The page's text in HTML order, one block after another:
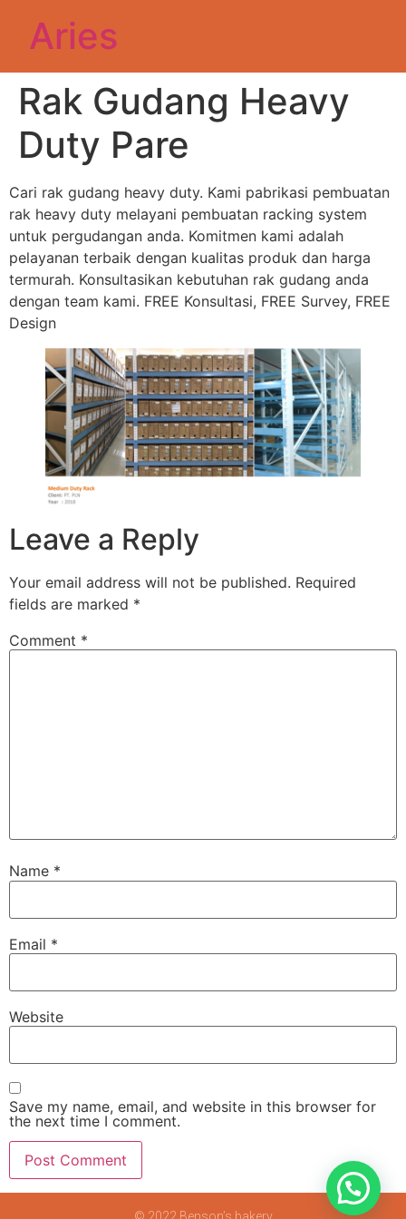
Aries
Rak Gudang Heavy
Duty Pare
Cari rak gudang heavy duty. Kami pabrikasi pembuatan
rak heavy duty melayani pembuatan racking system
untuk pergudangan anda. Komitmen kami adalah
pelayanan terbaik dengan kualitas produk dan harga
termurah. Konsultasikan kebutuhan rak gudang anda
dengan team kami. FREE Konsultasi, FREE Survey, FREE
Design
Leave a Reply
Your email address will not be published. Required
fields are marked *
Comment *
Name *
Email *
Website
Save my name, email, and website in this browser for
the next time I comment.
© 2022 Benson’s bakery